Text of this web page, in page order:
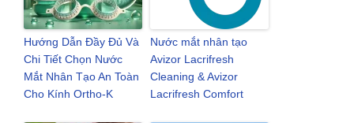
Hướng Dẫn Đầy Đủ Và
Chi Tiết Chọn Nước
Mắt Nhân Tạo An Toàn
Cho Kính Ortho-K
Nước mắt nhân tạo
Avizor Lacrifresh
Cleaning & Avizor
Lacrifresh Comfort